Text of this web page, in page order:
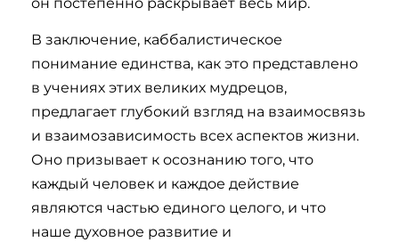
В заключение, каббалистическое
понимание единства, как это представлено
в учениях этих великих мудрецов,
предлагает глубокий взгляд на взаимосвязь
и взаимозависимость всех аспектов жизни.
Оно призывает к осознанию того, что
каждый человек и каждое действие
являются частью единого целого, и что
наше духовное развитие и